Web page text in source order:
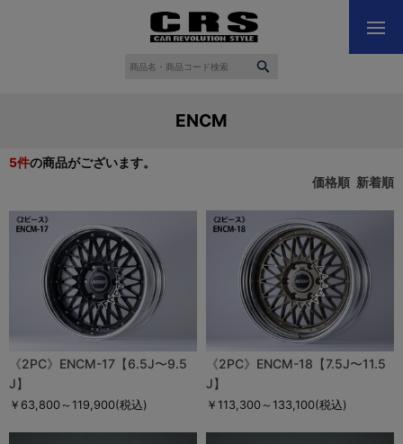
ENCM
5件の商品がございます。
価格順 新着順
《2PC》ENCM-17【6.5J〜9.5
J】
￥63,800～119,900(税込)
《2PC》ENCM-18【7.5J〜11.5
J】
￥113,300～133,100(税込)